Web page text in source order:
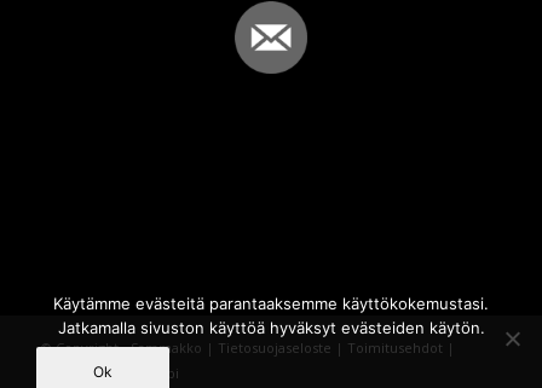
© Copyright - Sammakko | Tietosuojaseloste | Toimitusehdot |
Powered by
iQWebbi
Käytämme evästeitä parantaaksemme käyttökokemustasi.
Jatkamalla sivuston käyttöä hyväksyt evästeiden käytön.
Ok